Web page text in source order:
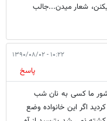
شعار میدن...جالب
۱۰:۲۲ - ۱۳۹۰/۰۸/۰۲
پاسخ
ما کسی به نان شب
اگر این خانواده وضع